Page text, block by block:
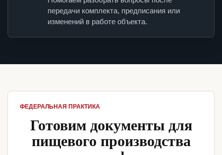
передачи комплекта, предписания или
изменений в работе объекта.
ФЕДЕРАЛЬНАЯ ПРАКТИКА
Готовим документы для
пищевого производства